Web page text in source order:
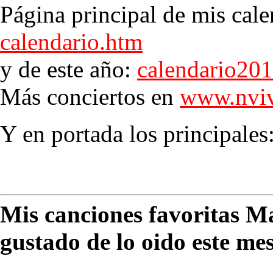
Página principal de mis
calendario.htm
y de este año:
Más conciertos en
Y en portada los
Mis canciones favoritas
gustado de lo oido este